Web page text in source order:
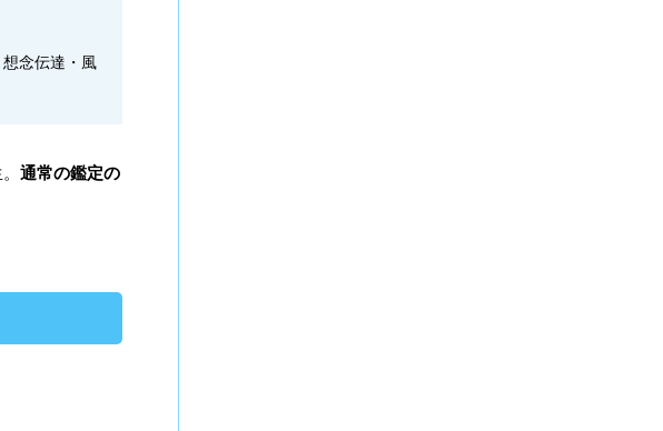
念伝達・風
通常の鑑定の